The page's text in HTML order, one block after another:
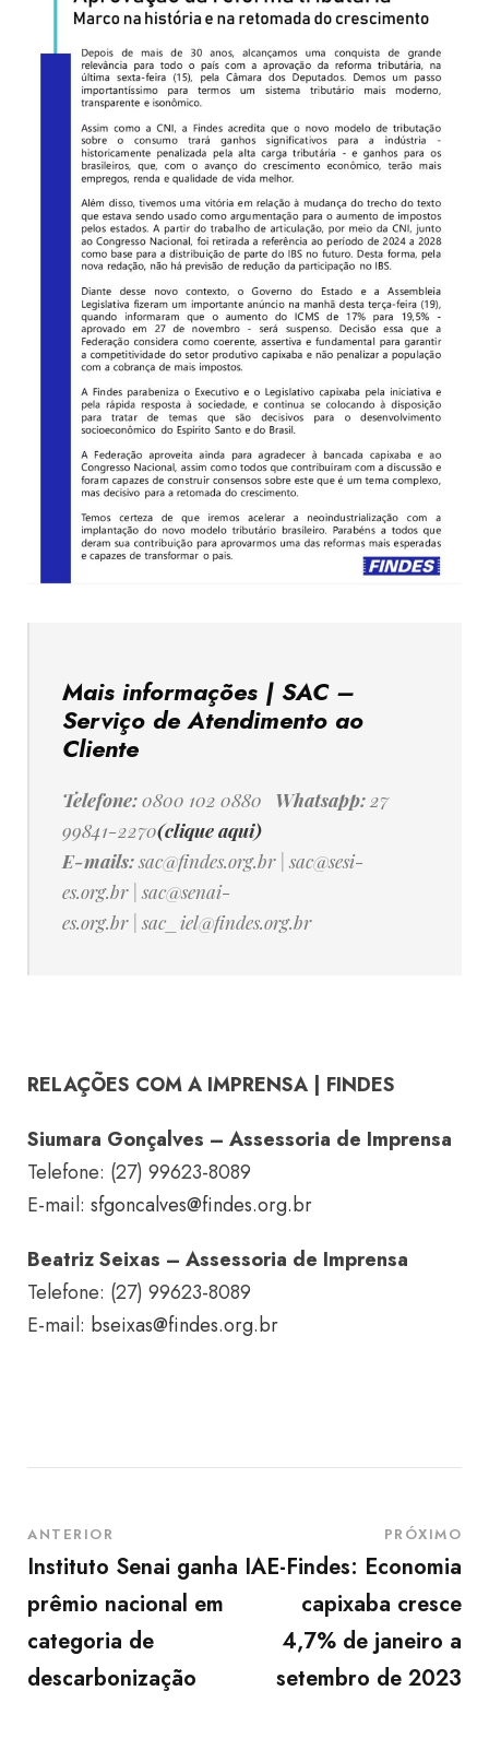
Mais informações | SAC –
Serviço de Atendimento ao
Cliente
Telefone:0800 102 0880 Whatsapp: 27
99841-2270(clique aqui)
E-mails:sac@findes.org.br|sac@sesi-
es.org.br|sac@senai-
es.org.br|sac_iel@findes.org.br
RELAÇÕES COM A IMPRENSA | FINDES
Siumara Gonçalves – Assessoria de Imprensa
Telefone: (27) 99623-8089
E-mail: sfgoncalves@findes.org.br
Beatriz Seixas – Assessoria de Imprensa
Telefone: (27) 99623-8089
E-mail: bseixas@findes.org.br
ANTERIOR
Instituto Senai ganha
prêmio nacional em
categoria de
descarbonização
PRÓXIMO
IAE-Findes: Economia
capixaba cresce
4,7% de janeiro a
setembro de 2023